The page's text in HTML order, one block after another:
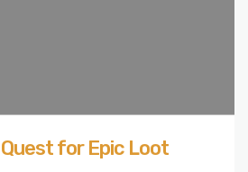
for Epic Loot